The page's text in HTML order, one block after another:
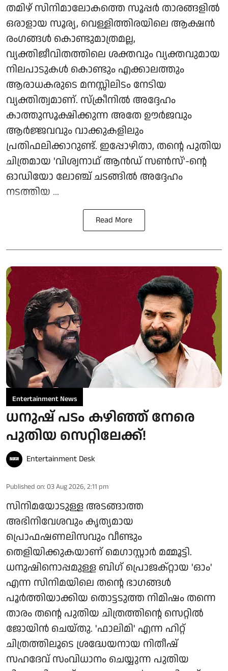
തമിഴ് സിനിമാലോകത്തെ സൂപ്പർ താരങ്ങളിൽ
ഒരാളായ സൂര്യ, വെള്ളിത്തിരയിലെ ആക്ഷൻ
രംഗങ്ങൾ കൊണ്ടുമാത്രമല്ല,
വ്യക്തിജീവിതത്തിലെ ശക്തവും വ്യക്തവുമായ
നിലപാടുകൾ കൊണ്ടും എക്കാലത്തും
ആരാധകരുടെ മനസ്സിലിടം നേടിയ
വ്യക്തിത്വമാണ്. സ്ക്രീനിൽ അദ്ദേഹം
കാത്തുസൂക്ഷിക്കുന്ന അതേ ഊർജവും
ആർജ്ജവവും വാക്കുകളിലും
പ്രതിഫലിക്കാറുണ്ട്. ഇപ്പോഴിതാ, തന്റെ പുതിയ
ചിത്രമായ 'വിശ്വനാഥ് ആൻഡ് സൺസ്'-ന്റെ
ഓഡിയോ ലോഞ്ച് ചടങ്ങിൽ അദ്ദേഹം
നടത്തിയ ...
Read More
Entertainment News
ധനുഷ് പടം കഴിഞ്ഞ് നേരെ
പുതിയ സെറ്റിലേക്ക്!
Entertainment Desk
Published on: 03 Aug 2026, 2:11 pm
സിനിമയോടുള്ള അടങ്ങാത്ത
അഭിനിവേശവും കൃത്യമായ
പ്രൊഫഷണലിസവും വീണ്ടും
തെളിയിക്കുകയാണ് മെഗാസ്റ്റാർ മമ്മൂട്ടി.
ധനുഷിനൊപ്പമുള്ള ബിഗ് പ്രൊജക്റ്റായ 'ഓം'
എന്ന സിനിമയിലെ തന്റെ ഭാഗങ്ങൾ
പൂർത്തിയാക്കിയ തൊട്ടടുത്ത നിമിഷം തന്നെ
താരം തന്റെ പുതിയ ചിത്രത്തിന്റെ സെറ്റിൽ
ജോയിൻ ചെയ്തു. 'ഫാലിമി' എന്ന ഹിറ്റ്
ചിത്രത്തിലൂടെ ശ്രദ്ധേയനായ നിതീഷ്
സഹദേവ് സംവിധാനം ചെയ്യുന്ന പുതിയ